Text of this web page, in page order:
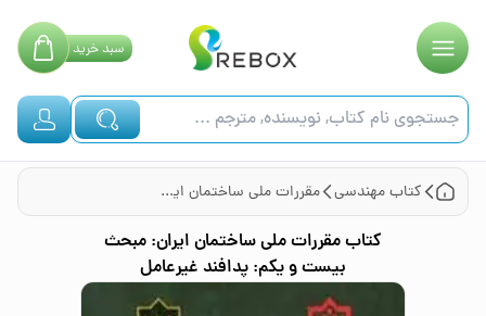
سبدخرید
کتابمهندسی مقررات ملی ساختمان ایران: مبحث بیست و یکم: پدافند غیرعامل
کتابمقررات ملی ساختمان ایران: مبحث
بیست و یکم: پدافند غیرعامل